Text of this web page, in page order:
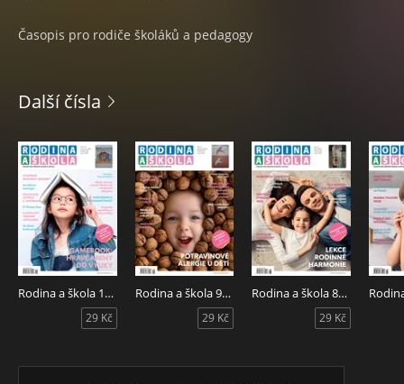
Časopis pro rodiče školáků a pedagogy
Další čísla
Rodina a škola 10/2023
29 Kč
Rodina a škola 9/2023
29 Kč
Rodina a škola 8/2023
29 Kč